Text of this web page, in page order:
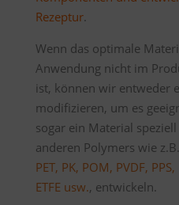
Rezeptur.
Wenn das optimale
Anwendung nicht im
ist, können wir entweder
modifizieren, um es
sogar ein Material
anderen Polymers wie z.B.
PET, PK, POM, PVDF,
ETFEusw., entwickeln.